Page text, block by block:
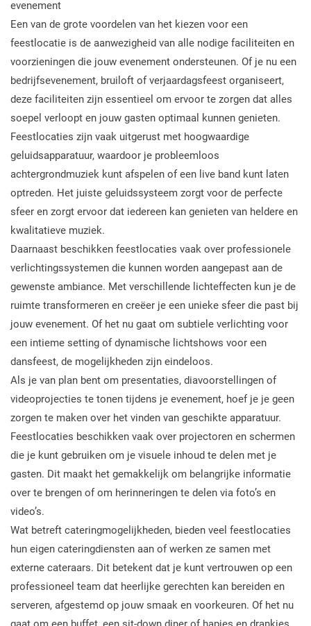
evenement
Een van de grote voordelen van het kiezen voor een
feestlocatie is de aanwezigheid van alle nodige faciliteiten en
voorzieningen die jouw evenement ondersteunen. Of je nu een
bedrijfsevenement, bruiloft of verjaardagsfeest organiseert,
deze faciliteiten zijn essentieel om ervoor te zorgen dat alles
soepel verloopt en jouw gasten optimaal kunnen genieten.
Feestlocaties zijn vaak uitgerust met hoogwaardige
geluidsapparatuur, waardoor je probleemloos
achtergrondmuziek kunt afspelen of een live band kunt laten
optreden. Het juiste geluidssysteem zorgt voor de perfecte
sfeer en zorgt ervoor dat iedereen kan genieten van heldere en
kwalitatieve muziek.
Daarnaast beschikken feestlocaties vaak over professionele
verlichtingssystemen die kunnen worden aangepast aan de
gewenste ambiance. Met verschillende lichteffecten kun je de
ruimte transformeren en creëer je een unieke sfeer die past bij
jouw evenement. Of het nu gaat om subtiele verlichting voor
een intieme setting of dynamische lichtshows voor een
dansfeest, de mogelijkheden zijn eindeloos.
Als je van plan bent om presentaties, diavoorstellingen of
videoprojecties te tonen tijdens je evenement, hoef je je geen
zorgen te maken over het vinden van geschikte apparatuur.
Feestlocaties beschikken vaak over projectoren en schermen
die je kunt gebruiken om je visuele inhoud te delen met je
gasten. Dit maakt het gemakkelijk om belangrijke informatie
over te brengen of om herinneringen te delen via foto’s en
video’s.
Wat betreft cateringmogelijkheden, bieden veel feestlocaties
hun eigen cateringdiensten aan of werken ze samen met
externe cateraars. Dit betekent dat je kunt vertrouwen op een
professioneel team dat heerlijke gerechten kan bereiden en
serveren, afgestemd op jouw smaak en voorkeuren. Of het nu